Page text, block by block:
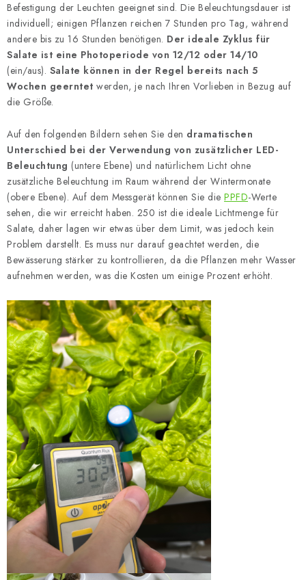
Befestigung der Leuchten geeignet sind. Die Beleuchtungsdauer ist
individuell; einigen Pflanzen reichen 7 Stunden pro Tag, während
andere bis zu 16 Stunden benötigen. Der ideale Zyklus für
Salate ist eine Photoperiode von 12/12 oder 14/10
(ein/aus). Salate können in der Regel bereits nach 5
Wochen geerntet werden, je nach Ihren Vorlieben in Bezug auf
die Größe.
Auf den folgenden Bildern sehen Sie den dramatischen
Unterschied bei der Verwendung von zusätzlicher LED-
Beleuchtung (untere Ebene) und natürlichem Licht ohne
zusätzliche Beleuchtung im Raum während der Wintermonate
(obere Ebene). Auf dem Messgerät können Sie die PPFD-Werte
sehen, die wir erreicht haben. 250 ist die ideale Lichtmenge für
Salate, daher lagen wir etwas über dem Limit, was jedoch kein
Problem darstellt. Es muss nur darauf geachtet werden, die
Bewässerung stärker zu kontrollieren, da die Pflanzen mehr Wasser
aufnehmen werden, was die Kosten um einige Prozent erhöht.